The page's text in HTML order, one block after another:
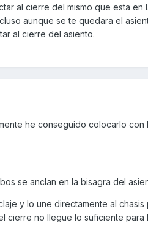
al cierre del mismo que esta en
aunque se te quedara el
al cierre del asiento.
he conseguido colocarlo con
se anclan en la bisagra del
y lo une directamente al
cierre no llegue lo suficiente para